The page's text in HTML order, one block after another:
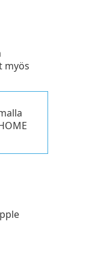
myös